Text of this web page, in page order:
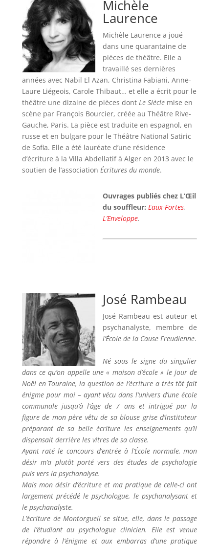
Michèle
Laurence
Michèle Laurence a joué
dans une quarantaine de
pièces de théâtre. Elle a
travaillé ses dernières
années avec Nabil El Azan, Christina Fabiani, Anne-
Laure Liégeois, Carole Thibaut… et elle a écrit pour le
théâtre une dizaine de pièces dont Le Sièclemise en
scène par François Bourcier, créée au Théâtre Rive-
Gauche, Paris. La pièce est traduite en espagnol, en
russe et en bulgare pour le Théâtre National Satiric
de Sofia. Elle a été lauréate d’une résidence
d’écriture à la Villa Abdellatif à Alger en 2013 avec le
soutien de l’association Écritures du monde.
Ouvrages publiés chez L’Œil
du souffleur: Eaux-Fortes,
L’Enveloppe.
José Rambeau
José Rambeau est auteur et
psychanalyste, membre de
l’École de la Cause Freudienne.
Né sous le signe du singulier
dans ce qu’on appelle une « maison d’école » le jour de
Noël en Touraine, la question de l’écriture a très tôt fait
énigme pour moi – ayant vécu dans l’univers d’une école
communale jusqu’à l’âge de 7 ans et intrigué par la
figure de mon père vêtu de sa blouse grise d’instituteur
préparant de sa belle écriture les enseignements qu’il
dispensait derrière les vitres de sa classe.
Ayant raté le concours d’entrée à l’École normale, mon
désir m’a plutôt porté vers des études de psychologie
puis vers la psychanalyse.
Mais mon désir d’écriture et ma pratique de celle-ci ont
largement précédé le psychologue, le psychanalysant et
le psychanalyste.
L’écriture de Montorgueil se situe, elle, dans le passage
de l’étudiant au psychologue clinicien. Elle est venue
répondre à l’énigme et aux embarras d’une pratique